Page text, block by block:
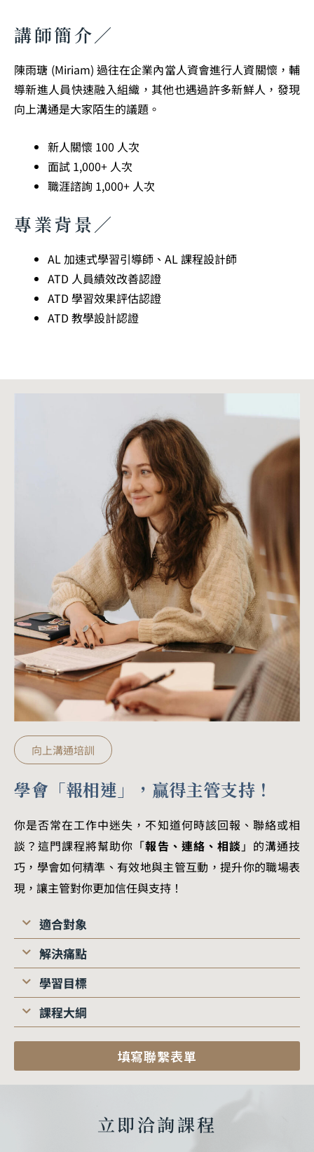
講師簡介／
陳雨瑭 (Miriam) 過往在企業內當人資會進行人資關懷，輔
導新進人員快速融入組織，其他也遇過許多新鮮人，發現
向上溝通是大家陌生的議題 。
新人關懷 100 人次
面試 1,000+ 人次
職涯諮詢 1,000+ 人次
專業背景／
AL 加速式學習引導師、AL 課程設計師
ATD 人員績效改善認證
ATD 學習效果評估認證
ATD 教學設計認證
向上溝通培訓
學會「報相連」，贏得主管支持！
你是否常在工作中迷失，不知道何時該回報、聯絡或相
談？這門課程將幫助你「報告、連絡、相談 」的溝通技
巧，學會如何精準、有效地與主管互動，提升你的職場表
現，讓主管對你更加信任與支持！
適合對象
解決痛點
學習目標
課程大綱
填寫聯繫表單
立即洽詢課程